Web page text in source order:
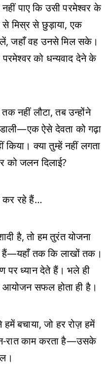
पाए कि उसी परमेश्वर के
से मिस्र से छुड़ाया, एक
लें, जहाँ वह उनसे मिल सके।
परमेश्वर को धन्यवाद देने के
नहीं लौटा, तब उन्होंने
ऐसे देवता को गढ़ा
क्या तुम्हें नहीं लगता
को जलन दिलाई?
कर रहे हैं…
है, तो हम तुरंत योजना
हैं—यहाँ तक कि लाखों तक।
पर ध्यान देते हैं। भले ही
आयोजन सफल होता ही है।
बचाया, जो हर रोज़ हमें
रात काम करता है—उसके